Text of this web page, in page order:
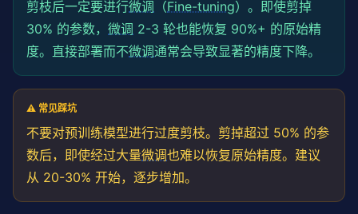
# 如果精度下降可接受，继续微调
# 否则减少 amount 参数重试
剪枝后一定要进行微调 （Fine-tuning）。即使剪掉
30% 的参数， 微调 2-3 轮也能恢复 90%+ 的原始精
度。直接部署而不微调通常会导致显著的精度下降。
⚠️ 常见踩坑
不要对预训练模型进行过度剪枝。剪掉超过 50% 的参
数后，即使经过大量微调也难以恢复原始精度。建议
从 20-30% 开始，逐步增加。